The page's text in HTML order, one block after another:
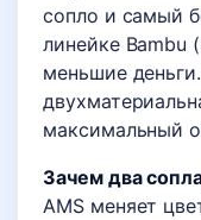
сопло и самый
линейке
меньшие
максимальный
Зачем два
AMS меняет